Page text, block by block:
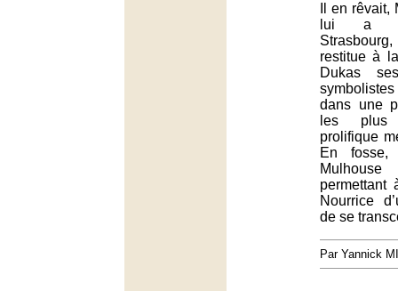
Il en
lui a
restitue à
Dukas
dans une
les plus
prolifique
En fosse,
permettant
Nourrice
de se
Par Yannick